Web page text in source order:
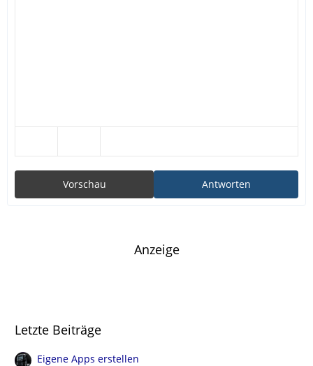
Antworten
Vorschau
Anzeige
Letzte Beiträge
Eigene Apps erstellen